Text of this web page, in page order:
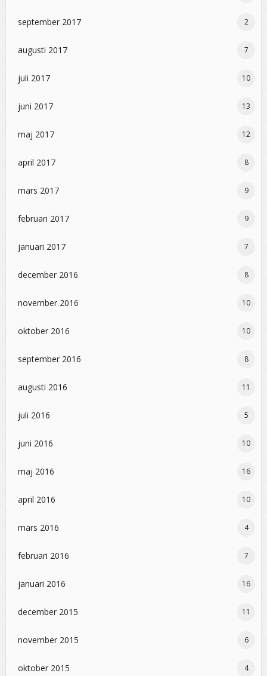
september 2017 2
augusti 2017 7
juli 2017 10
juni 2017 13
maj 2017 12
april 2017 8
mars 2017 9
februari 2017 9
januari 2017 7
december 2016 8
november 2016 10
oktober 2016 10
september 2016 8
augusti 2016 11
juli 2016 5
juni 2016 10
maj 2016 16
april 2016 10
mars 2016 4
februari 2016 7
januari 2016 16
december 2015 11
november 2015 6
oktober 2015 4